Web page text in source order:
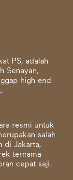
PS, adalah
Senayan,
high end
resmi untuk
salah
di Jakarta,
ternama
cepat saji.